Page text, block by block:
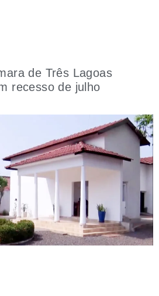
de Três Lagoas
recesso de julho